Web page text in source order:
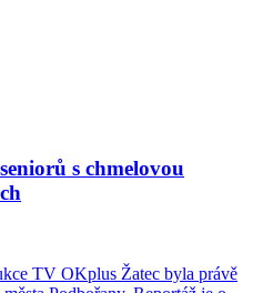
s chmelovou
TV OKplus Žatec byla právě